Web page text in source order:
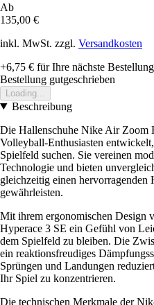
Ab
135,00 €
inkl. MwSt. zzgl. Versandkosten
+6,75 € für Ihre nächste
Bestellung gutgeschrieben
Loading...
Beschreibung
Die Hallenschuhe Nike Air Zoom
Volleyball-Enthusiasten
Spielfeld suchen. Sie vereinen
Technologie und bieten
gleichzeitig einen hervorragenden
gewährleisten.
Mit ihrem ergonomischen Design
Hyperace 3 SE ein Gefühl von
dem Spielfeld zu bleiben. Die
ein reaktionsfreudiges
Sprüngen und Landungen
Ihr Spiel zu konzentrieren.
Die technischen Merkmale der